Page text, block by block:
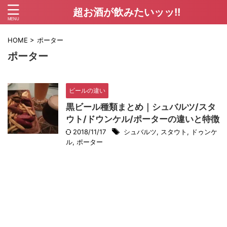
超お酒が飲みたいッッ!!
HOME > ポーター
ポーター
ビールの違い
黒ビール種類まとめ｜シュバルツ/スタ
ウト/ドウンケル/ポーターの違いと特徴
2018/11/17 シュバルツ, スタウト , ドゥンケ
ル, ポーター